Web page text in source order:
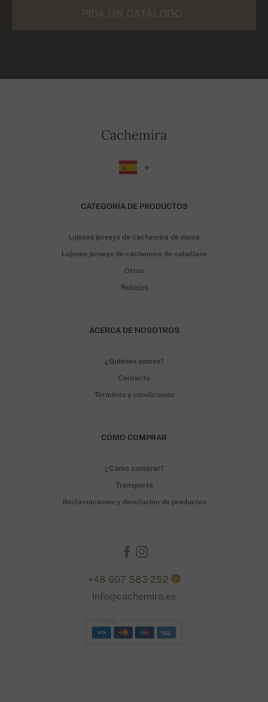
Cachemira
CATEGORÍA DE PRODUCTOS
Lujosos jerseys de cachemira de dama
Lujosos jerseys de cachemira de caballero
Otros
Rebajas
ACERCA DE NOSOTROS
¿Quiénes somos?
Contacto
Términos y condiciones
CÓMO COMPRAR
¿Cómo comprar?
Transporte
Reclamaciones y devolución de productos
+48 607 583 252 ?
info@cachemira.es